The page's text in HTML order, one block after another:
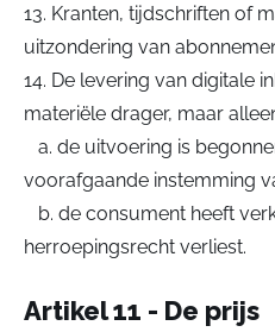
13. Kranten, tijdschriften of
uitzondering van
14. De levering van digitale
materiële drager, maar
a. de uitvoering is
voorafgaande instemming
b. de consument heeft
herroepingsrecht verliest.
Artikel 11 - De prijs